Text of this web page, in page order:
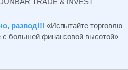
TRADE & INVEST
развод!!! «Испытайте торговлю
с большей финансовой высотой» —